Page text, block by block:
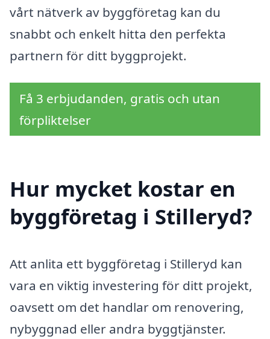
vårt nätverk av byggföretag kan du
snabbt och enkelt hitta den perfekta
partnern för ditt byggprojekt.
Få 3 erbjudanden, gratis och utan
förpliktelser
Hur mycket kostar en
byggföretag i Stilleryd?
Att anlita ett byggföretag i Stilleryd kan
vara en viktig investering för ditt projekt,
oavsett om det handlar om renovering,
nybyggnad eller andra byggtjänster.